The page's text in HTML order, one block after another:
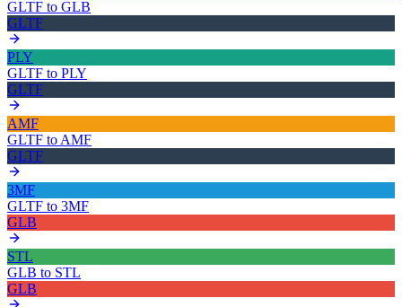
GLTF to GLB
GLTF
PLY
GLTF to PLY
GLTF
AMF
GLTF to AMF
GLTF
3MF
GLTF to 3MF
GLB
STL
GLB to STL
GLB